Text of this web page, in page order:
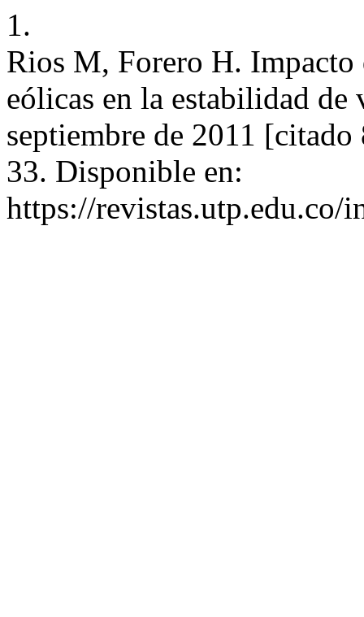
1.
Rios M, Forero H.
eólicas en la estabilidad
septiembre de 2011
33. Disponible en:
https://revistas.utp.edu.co/